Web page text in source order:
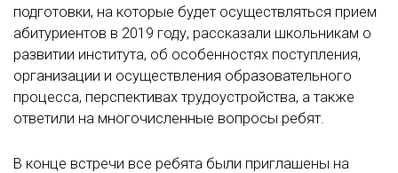
подготовки, на которые будет осуществляться прием
абитуриентов в 2019 году, рассказали школьникам о
развитии института, об особенностях поступления,
организации и осуществления образовательного
процесса, перспективах трудоустройства, а также
ответили на многочисленные вопросы ребят.
В конце встречи все ребята были приглашены на